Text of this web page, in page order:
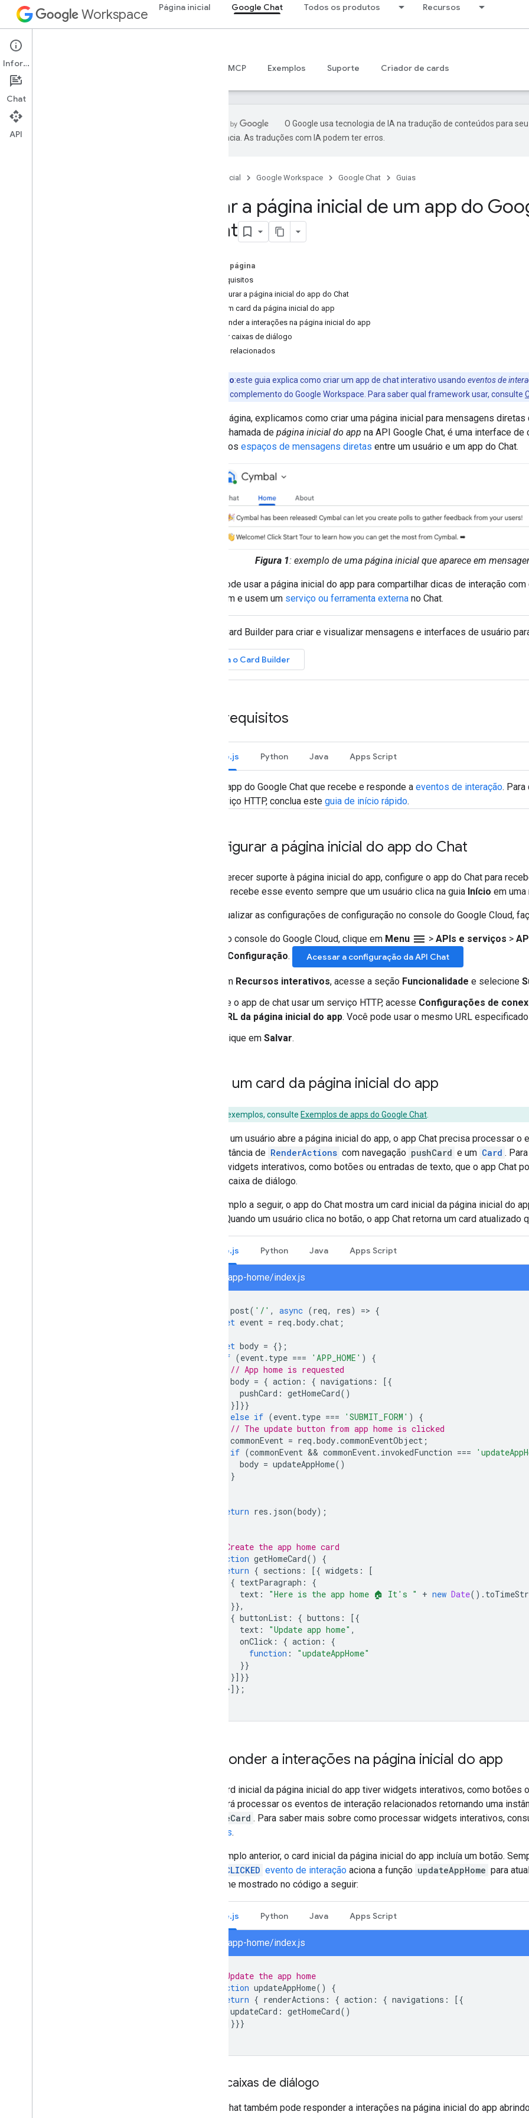
Workspace Página inicial Google Chat Todos os produtos Recursos
Google Chat
Visão geral Servidor MCP Exemplos Suporte Criador de cards
O Google usa tecnologia de IA na tradução de conteúdos para
preferência. As traduções com IA podem ter erros.
Página inicial Google Workspace Google Chat Guias
Criar a página inicial de um app do
Chat
Nesta página
Pré-requisitos
Configurar a página inicial do app do Chat
Criar um card da página inicial do app
Responder a interações na página inicial do app
Abrir caixas de diálogo
Temas relacionados
Observação:este guia explica como criar um app de chat interativo usando eventos de
Chat como um complemento do Google Workspace. Para saber qual framework usar, consulte
Nesta página, explicamos como criar uma página inicial para mensagens
inicial, chamada de página inicial do app na API Google Chat, é uma interface
dos espaços de mensagens diretas entre um usuário e um app do Chat.
Figura 1: exemplo de uma página inicial que aparece em
Você pode usar a página inicial do app para compartilhar dicas de interação
acessem e usem um serviço ou ferramenta externa no Chat.
Use o Card Builder para criar e visualizar mensagens e interfaces de usuário
Abra o Card Builder
Pré-requisitos
Node.js Python Java Apps Script
Um app do Google Chat que recebe e responde a eventos de interação. Para
serviço HTTP, conclua este guia de início rápido.
Configurar a página inicial do app do Chat
Para oferecer suporte à página inicial do app, configure o app do Chat para
do Chat recebe esse evento sempre que um usuário clica na guia Início em uma
Para atualizar as configurações de configuração no console do Google Cloud,
No console do Google Cloud, clique em Menu menu > APIs e serviços >
Configuração. Acessar a configuração da API Chat
Em Recursos interativos, acesse a seção Funcionalidade e selecione
Se o app de chat usar um serviço HTTP, acesse Configurações de
URL da página inicial do app. Você pode usar o mesmo URL
Clique em Salvar.
Criar um card da página inicial do app
Para mais exemplos, consulte Exemplos de apps do Google Chat.
Quando um usuário abre a página inicial do app, o app Chat precisa processar o
uma instância de RenderActions com navegação pushCard e um Card .
conter widgets interativos, como botões ou entradas de texto, que o app Chat
ou uma caixa de diálogo.
No exemplo a seguir, o app do Chat mostra um card inicial da página inicial do
botão. Quando um usuário clica no botão, o app Chat retorna um card
Node.js Python Java Apps Script
node/app-home/index.js
post( '/' , async (req, res) => {
let event = req .body.chat ;
let body = {};
if (event. type === 'APP_HOME' )
{
// App home is requested
body = { action : { navigations :
[{
pushCard : getHomeCard()
}]}}
else if (event. type === 'SUBMIT_FORM' )
{
// The update button from app home is clicked
commonEvent = req .body.commonEventObject ;
if (commonEvent && commonEvent. invokedFunction ===
body = updateAppHome()
}
return res . json(body);
// Create the app home card
function getHomeCard()
{
return { sections : [{ widgets :
[
{ textParagraph :
{
text : "Here is the app home 🏠 It's " + new Date().
}},
{ buttonList : { buttons :
[{
text : "Update app home" ,
onClick : { action :
{
function :
"updateAppHome"
}}
}]}}
]}]};
Responder a interações na página inicial do app
Se o card inicial da página inicial do app tiver widgets interativos, como botões
precisará processar os eventos de interação relacionados retornando uma
updateCard . Para saber mais sobre como processar widgets interativos,
usuários.
No exemplo anterior, o card inicial da página inicial do app incluía um botão.
CARD_CLICKED evento de interação aciona a função updateAppHome para
conforme mostrado no código a seguir:
Node.js Python Java Apps Script
node/app-home/index.js
// Update the app home
function updateAppHome()
{
return { renderActions : { action : { navigations :
[{
updateCard : getHomeCard()
}]}}}
Abrir caixas de diálogo
O app Chat também pode responder a interações na página inicial do app
Informações
Chat
API